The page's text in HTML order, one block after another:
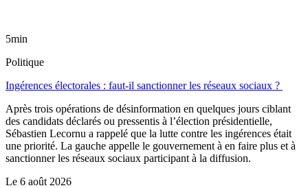
5min
Politique
Ingérences électorales : faut-il sanctionner les réseaux sociaux ?
Après trois opérations de désinformation en quelques jours ciblant
des candidats déclarés ou pressentis à l’élection présidentielle,
Sébastien Lecornu a rappelé que la lutte contre les ingérences était
une priorité. La gauche appelle le gouvernement à en faire plus et à
sanctionner les réseaux sociaux participant à la diffusion.
Le 6 août 2026